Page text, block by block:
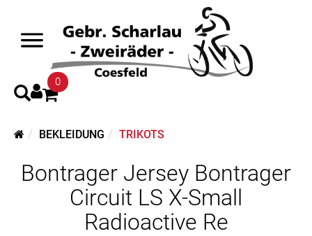
0
BEKLEIDUNG TRIKOTS
Bontrager Jersey Bontrager
Circuit LS X-Small
Radioactive Re